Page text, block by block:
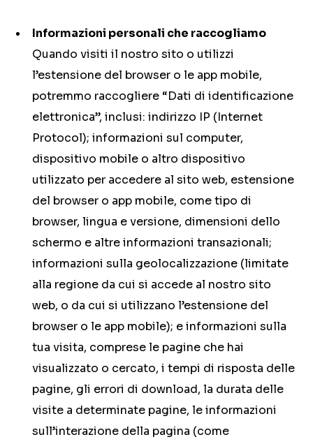
Informazioni personali che raccogliamo
Quando visiti il nostro sito o utilizzi
l’estensione del browser o le app mobile,
potremmo raccogliere “Dati di identificazione
elettronica”, inclusi: indirizzo IP (Internet
Protocol); informazioni sul computer,
dispositivo mobile o altro dispositivo
utilizzato per accedere al sito web, estensione
del browser o app mobile, come tipo di
browser, lingua e versione, dimensioni dello
schermo e altre informazioni transazionali;
informazioni sulla geolocalizzazione (limitate
alla regione da cui si accede al nostro sito
web, o da cui si utilizzano l’estensione del
browser o le app mobile); e informazioni sulla
tua visita, comprese le pagine che hai
visualizzato o cercato, i tempi di risposta delle
pagine, gli errori di download, la durata delle
visite a determinate pagine, le informazioni
sull’interazione della pagina (come